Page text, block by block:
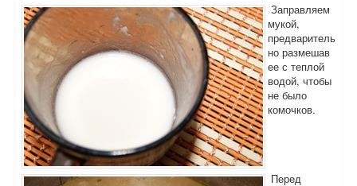
Заправляем
мукой,
предваритель
но размешав
ее с теплой
водой, чтобы
не было
комочков.
Перед